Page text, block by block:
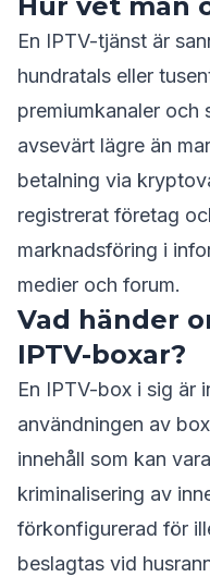
En IPTV-tjänst är
hundratals eller
premiumkanaler
avsevärt lägre än
betalning via
registrerat företag
marknadsföring i
medier och forum.
Vad händer
IPTV-boxar?
En IPTV-box i sig är
användningen av
innehåll som kan
kriminalisering av
förkonfigurerad för
beslagtas vid